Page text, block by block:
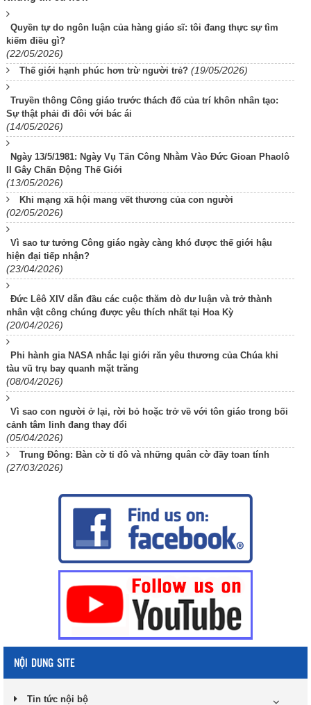
Quyền tự do ngôn luận của hàng giáo sĩ: tôi đang thực sự tìm
kiếm điều gì?
(22/05/2026)
Thế giới hạnh phúc hơn trừ người trẻ? (19/05/2026)
Truyền thông Công giáo trước thách đố của trí khôn nhân tạo:
Sự thật phải đi đôi với bác ái
(14/05/2026)
Ngày 13/5/1981: Ngày Vụ Tấn Công Nhằm Vào Đức Gioan Phaolô
II Gây Chấn Động Thế Giới
(13/05/2026)
Khi mạng xã hội mang vết thương của con người
(02/05/2026)
Vì sao tư tưởng Công giáo ngày càng khó được thế giới hậu
hiện đại tiếp nhận?
(23/04/2026)
Đức Lêô XIV dẫn đầu các cuộc thăm dò dư luận và trở thành
nhân vật công chúng được yêu thích nhất tại Hoa Kỳ
(20/04/2026)
Phi hành gia NASA nhắc lại giới răn yêu thương của Chúa khi
tàu vũ trụ bay quanh mặt trăng
(08/04/2026)
Vì sao con người ở lại, rời bỏ hoặc trở về với tôn giáo trong bối
cảnh tâm linh đang thay đổi
(05/04/2026)
Trung Đông: Bàn cờ tỉ đô và những quân cờ đầy toan tính
(27/03/2026)
NỘI DUNG SITE
Tin tức nội bộ